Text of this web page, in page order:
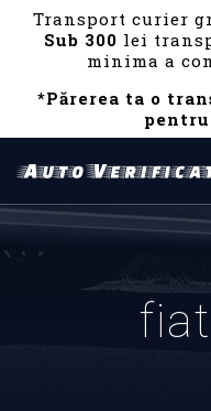
Transport curier
Sub 300 lei
minima a
*Părerea ta o